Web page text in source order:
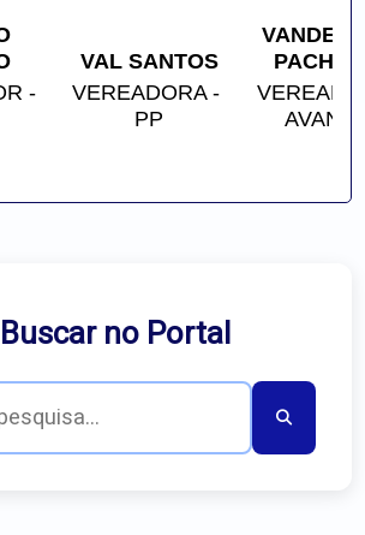
-
VAL SANTOS
VEREADORA -
PP
Buscar no Portal